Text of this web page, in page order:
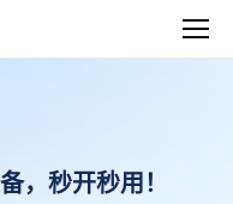
，秒开秒用！